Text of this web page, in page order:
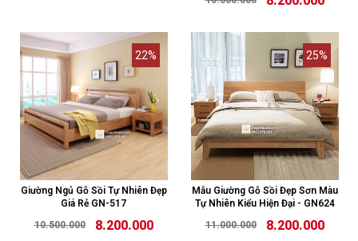
22%
Giường Ngủ Gỗ Sồi Tự Nhiên Đẹp
Giá Rẻ GN-517
10.500.000
8.200.000
25%
Mẫu Giường Gỗ Sồi Đẹp Sơn Màu
Tự Nhiên Kiểu Hiện Đại - GN624
11.000.000
8.200.000